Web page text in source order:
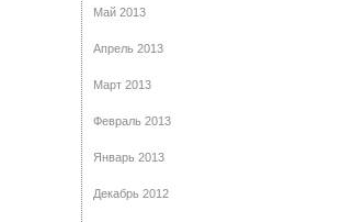
Май 2013
Апрель 2013
Март 2013
Февраль 2013
Январь 2013
Декабрь 2012